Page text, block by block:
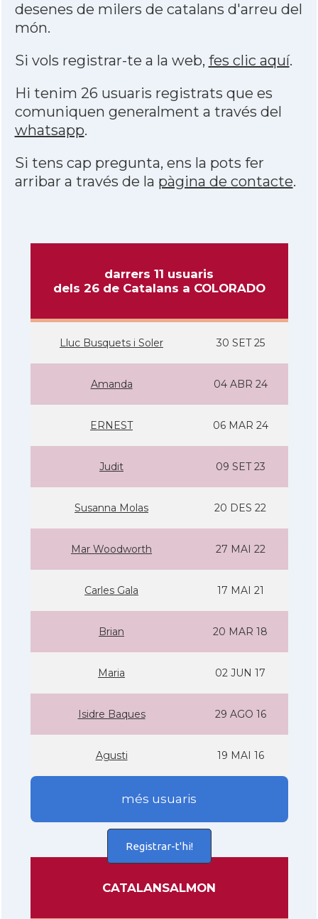
desenes de milers de catalans d'arreu del
món.
Si vols registrar-te a la web, fes clic aquí.
Hi tenim 26 usuaris registrats que es
comuniquen generalment a través del
whatsapp.
Si tens cap pregunta, ens la pots fer
arribar a través de la pàgina de contacte.
darrers 11 usuaris
dels 26 de Catalans a COLORADO
Lluc Busquets i Soler 30 SET 25
Amanda 04 ABR 24
ERNEST 06 MAR 24
Judit 09 SET 23
Susanna Molas 20 DES 22
Mar Woodworth 27 MAI 22
Carles Gala 17 MAI 21
Brian 20 MAR 18
Maria 02 JUN 17
Isidre Baques 29 AGO 16
Agusti 19 MAI 16
més usuaris
Registrar-t'hi!
CATALANSALMON